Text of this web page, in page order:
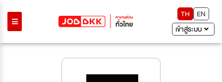
TH
EN
เข้าสู่ระบบ